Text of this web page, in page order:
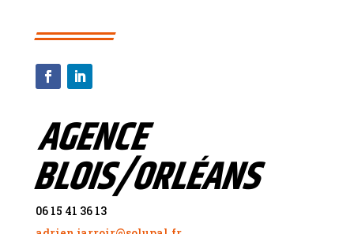
AGENCE
BLOIS/ORLÉANS
06 15 41 36 13